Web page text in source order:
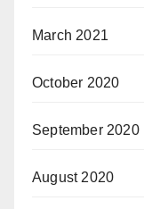
March 2021
October 2020
September 2020
August 2020